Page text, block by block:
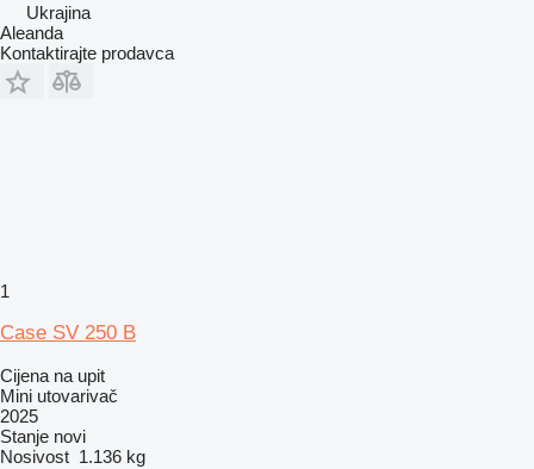
Ukrajina
Aleanda
Kontaktirajte prodavca
1
Case SV 250 B
Cijena na upit
Mini utovarivač
2025
Stanje novi
Nosivost 1.136 kg